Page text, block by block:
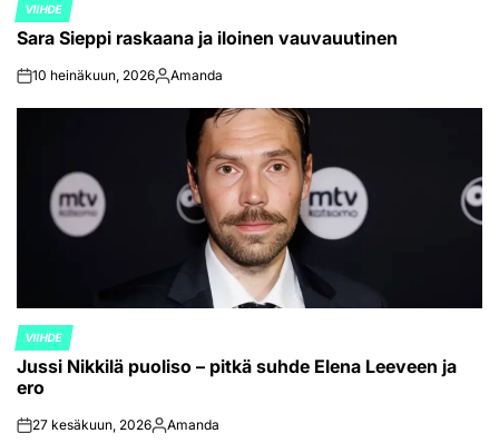
POSTED
IN
VIIHDE
Sara Sieppi raskaana ja iloinen vauvauutinen
on10 heinäkuun, 2026Posted
Amanda
POSTED
IN
VIIHDE
Jussi Nikkilä puoliso – pitkä suhde Elena Leeveen ja
ero
on27 kesäkuun, 2026Posted
Amanda